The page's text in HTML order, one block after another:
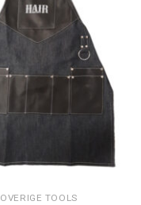
OVERIGE TOOLS